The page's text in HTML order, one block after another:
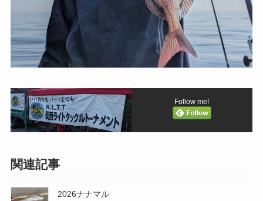
Follow me!
関連記事
2026ナナマル